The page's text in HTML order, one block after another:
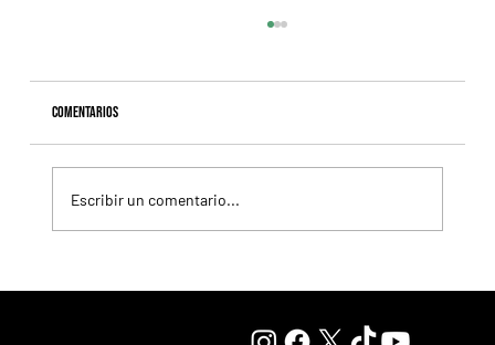
Comentarios
Escribir un comentario...